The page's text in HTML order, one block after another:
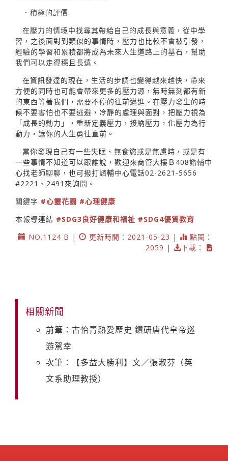
．積極的評價
在壓力的情境中找尋其帶給自己的成長與意義，從中學
習，之後面對到類似的事情時，壓力也比較不會被引發，
經驗的學習和累積都將成為未來人生道路上的基石，幫助
我們可以走得穩且長遠。
在資訊發達的現在，生活的步調也變得越來越快，帶來
方便的同時也可能會帶來更多的壓力源，無時無刻都有新
的東西等著我們，需要不停的往前邁進。在壓力發生的時
候不要害怕也不要逃避，冷靜的處理與面對，把壓力視為
「成長的動力」，重新定義壓力，接納壓力，化壓力為行
動力，讓你的人生勇往直前。
當你發現自己有一些失眠、無食慾或是焦慮時，或是有
一些事情不知道可以跟誰說，歡迎來商管大樓Ｂ408諮輔中
心找老師聊聊，也可撥打諮輔中心電話02-2621-5656
#2221、2491來詢問。
關鍵字 #心靈花園 #心理健康
本報導連結 #SDG3良好健康和福祉 #SDG4優質教育
NO.1124 B |
更新時間：2021-05-23 |
點閱：
2059 |
下載：
相關新聞
前筆：古怡青熱愛歷史 鑽研唐代皇帝巡
游駕幸
次筆：【多益大勝利】文／張淑芬（英
文系助理教授）